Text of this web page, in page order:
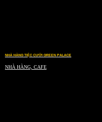
NHÀ HÀNG TIỆC CƯỚI GREEN PALACE
NHÀ HÀNG, CAFE